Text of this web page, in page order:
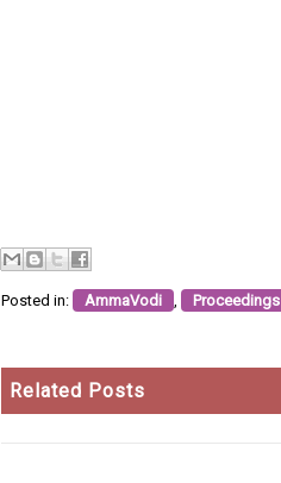
Posted in: AmmaVodi , Proceedings
Related Posts